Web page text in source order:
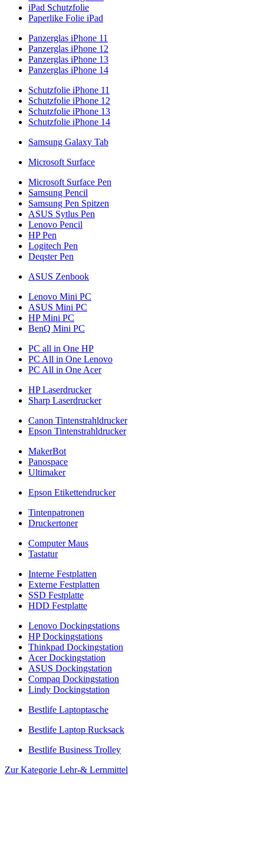
iPad Schutzfolie
Paperlike Folie iPad
Panzerglas iPhone 11
Panzerglas iPhone 12
Panzerglas iPhone 13
Panzerglas iPhone 14
Schutzfolie iPhone 11
Schutzfolie iPhone 12
Schutzfolie iPhone 13
Schutzfolie iPhone 14
Samsung Galaxy Tab
Microsoft Surface
Microsoft Surface Pen
Samsung Pencil
Samsung Pen Spitzen
ASUS Sytlus Pen
Lenovo Pencil
HP Pen
Logitech Pen
Deqster Pen
ASUS Zenbook
Lenovo Mini PC
ASUS Mini PC
HP Mini PC
BenQ Mini PC
PC all in One HP
PC All in One Lenovo
PC All in One Acer
HP Laserdrucker
Sharp Laserdrucker
Canon Tintenstrahldrucker
Epson Tintenstrahldrucker
MakerBot
Panospace
Ultimaker
Epson Etikettendrucker
Tintenpatronen
Druckertoner
Computer Maus
Tastatur
Interne Festplatten
Externe Festplatten
SSD Festplatte
HDD Festplatte
Lenovo Dockingstations
HP Dockingstations
Thinkpad Dockingstation
Acer Dockingstation
ASUS Dockingstation
Compaq Dockingstation
Lindy Dockingstation
Bestlife Laptoptasche
Bestlife Laptop Rucksack
Bestlife Business Trolley
Zur Kategorie Lehr-& Lernmittel